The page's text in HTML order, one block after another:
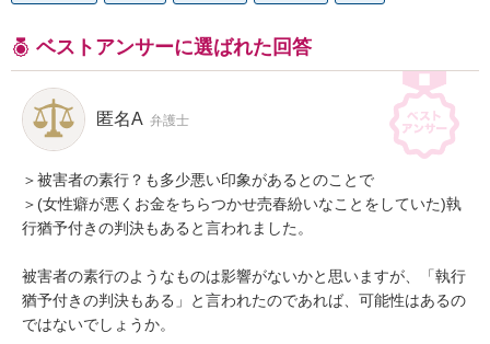
ベストアンサーに選ばれた回答
匿名A 弁護士
＞被害者の素行？も多少悪い印象があるとのことで
＞(女性癖が悪くお金をちらつかせ売春紛いなことをしていた)執
行猶予付きの判決もあると言われました。
被害者の素行のようなものは影響がないかと思いますが、「執行
猶予付きの判決もある」と言われたのであれば、可能性はあるの
ではないでしょうか。